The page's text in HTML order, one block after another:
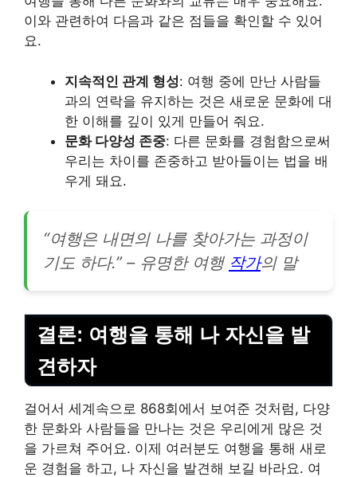
이와 관련하여 다음과 같은 점들을 확인할 수 있어
요.
지속적인 관계 형성: 여행 중에 만난 사람들
과의 연락을 유지하는 것은 새로운 문화에 대
한 이해를 깊이 있게 만들어 줘요.
문화 다양성 존중: 다른 문화를 경험함으로써
우리는 차이를 존중하고 받아들이는 법을 배
우게 돼요.
“여행은 내면의 나를 찾아가는 과정이
기도 하다.” – 유명한 여행 작가의 말
결론: 여행을 통해 나 자신을 발
견하자
걸어서 세계속으로 868회에서 보여준 것처럼, 다양
한 문화와 사람들을 만나는 것은 우리에게 많은 것
을 가르쳐 주어요. 이제 여러분도 여행을 통해 새로
운 경험을 하고, 나 자신을 발견해 보길 바라요. 여